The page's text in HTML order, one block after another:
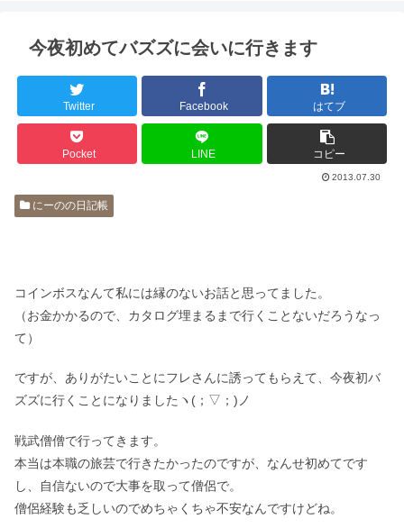
今夜初めてバズズに会いに行きます
Twitter Facebook はてブ
Pocket LINE コピー
2013.07.30
にーのの日記帳
コインボスなんて私には縁のないお話と思ってました。
（お金かかるので、カタログ埋まるまで行くことないだろうなっ
て）
ですが、ありがたいことにフレさんに誘ってもらえて、今夜初バ
ズズに行くことになりましたヽ(；▽；)ノ
戦武僧僧で行ってきます。
本当は本職の旅芸で行きたかったのですが、なんせ初めてです
し、自信ないので大事を取って僧侶で。
僧侶経験も乏しいのでめちゃくちゃ不安なんですけどね。